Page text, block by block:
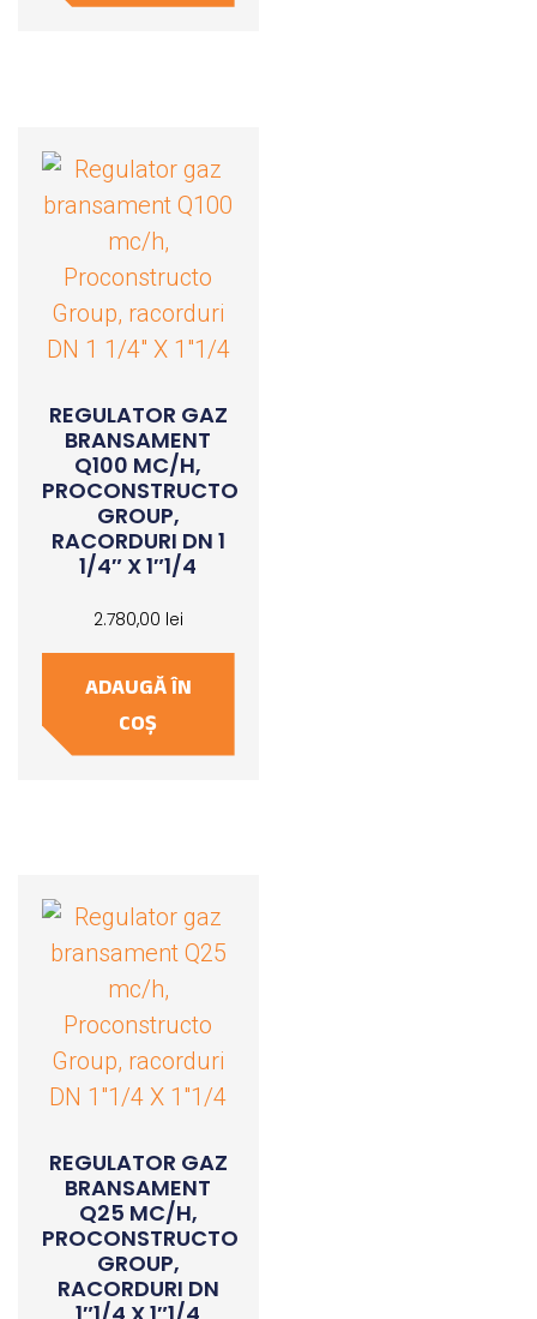
REGULATOR GAZ
BRANSAMENT
Q100 MC/H,
PROCONSTRUCTO
GROUP,
RACORDURI DN 1
1/4″ X 1″1/4
2.780,00 lei
ADAUGĂ ÎN
COȘ
REGULATOR GAZ
BRANSAMENT
Q25 MC/H,
PROCONSTRUCTO
GROUP,
RACORDURI DN